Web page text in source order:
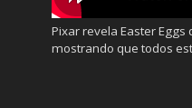
Pixar revela Easter
mostrando que todos